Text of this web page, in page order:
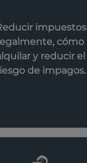
impuestos
cómo
y reducir el
de impagos.